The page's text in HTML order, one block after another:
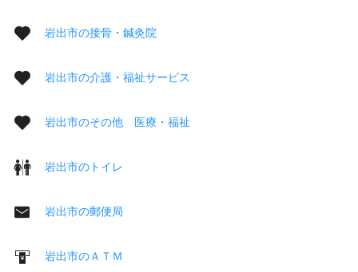
岩出市の接骨・鍼灸院
岩出市の介護・福祉サービス
岩出市のその他 医療・福祉
岩出市のトイレ
岩出市の郵便局
岩出市のＡＴＭ